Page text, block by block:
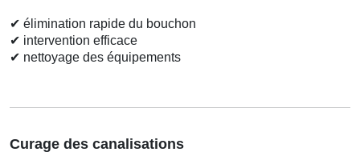
✔ élimination rapide du bouchon
✔ intervention efficace
✔ nettoyage des équipements
Curage des canalisations